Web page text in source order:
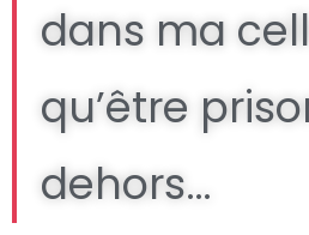
dans ma
qu’être
dehors…